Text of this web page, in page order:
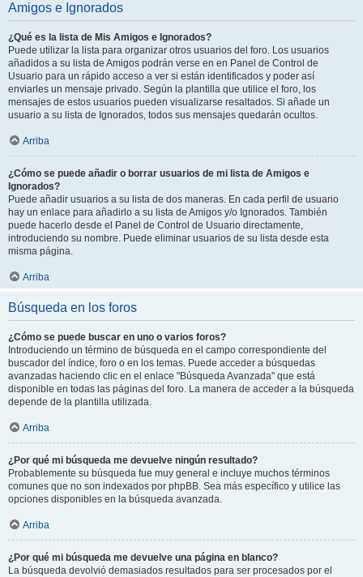
Amigos e Ignorados
¿Qué es la lista de Mis Amigos e Ignorados?
Puede utilizar la lista para organizar otros usuarios del foro. Los usuarios
añadidos a su lista de Amigos podrán verse en en Panel de Control de
Usuario para un rápido acceso a ver si están identificados y poder así
enviarles un mensaje privado. Según la plantilla que utilice el foro, los
mensajes de estos usuarios pueden visualizarse resaltados. Si añade un
usuario a su lista de Ignorados, todos sus mensajes quedarán ocultos.
Arriba
¿Cómo se puede añadir o borrar usuarios de mi lista de Amigos e
Ignorados?
Puede añadir usuarios a su lista de dos maneras. En cada perfil de usuario
hay un enlace para añadirlo a su lista de Amigos y/o Ignorados. También
puede hacerlo desde el Panel de Control de Usuario directamente,
introduciendo su nombre. Puede eliminar usuarios de su lista desde esta
misma página.
Arriba
Búsqueda en los foros
¿Cómo se puede buscar en uno o varios foros?
Introduciendo un término de búsqueda en el campo correspondiente del
buscador del índice, foro o en los temas. Puede acceder a búsquedas
avanzadas haciendo clic en el enlace "Búsqueda Avanzada" que está
disponible en todas las páginas del foro. La manera de acceder a la búsqueda
depende de la plantilla utilizada.
Arriba
¿Por qué mi búsqueda me devuelve ningún resultado?
Probablemente su búsqueda fue muy general e incluye muchos términos
comunes que no son indexados por phpBB. Sea más específico y utilice las
opciones disponibles en la búsqueda avanzada.
Arriba
¿Por qué mi búsqueda me devuelve una página en blanco?
La búsqueda devolvió demasiados resultados para ser procesados por el